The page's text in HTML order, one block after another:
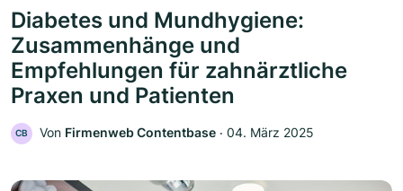
Diabetes und Mundhygiene:
Zusammenhänge und
Empfehlungen für zahnärztliche
Praxen und Patienten
CB Von Firmenweb Contentbase ‧ 04. März 2025